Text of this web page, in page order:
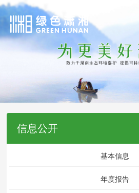
信息公开
基本信息
年度报告